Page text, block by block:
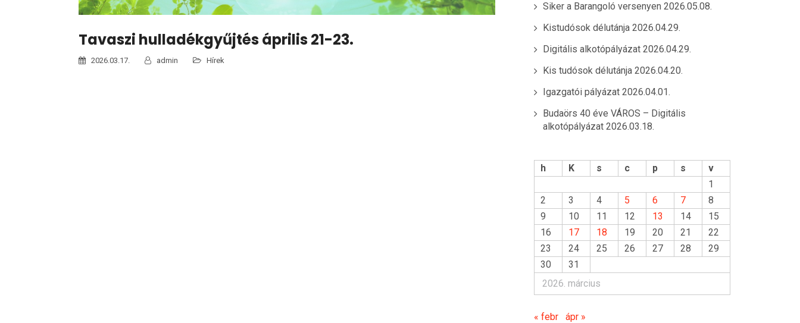
Tavaszi hulladékgyűjtés április 21-23.
2026.03.17. admin Hírek
Siker a Barangoló versenyen 2026.05.08.
Kistudósok délutánja 2026.04.29.
Digitális alkotópályázat 2026.04.29.
Kis tudósok délutánja 2026.04.20.
Igazgatói pályázat 2026.04.01.
Budaörs 40 éve VÁROS – Digitális
alkotópályázat 2026.03.18.
2026. március
h K s c p s
v
1
2
3 4 5 6 7
8
9
10 11 12 13 14
15
16
17 18 19 20 21
22
23
24 25 26 27 28
29
30
31
« febr ápr »